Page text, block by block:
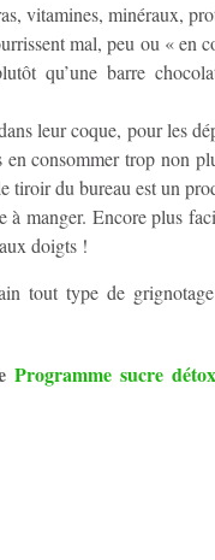
vitamines, minéraux,
mal, peu ou « en
qu’une barre
leur coque, pour les
consommer trop non
tiroir du bureau est un
à manger. Encore plus
doigts !
tout type de
Programme sucre